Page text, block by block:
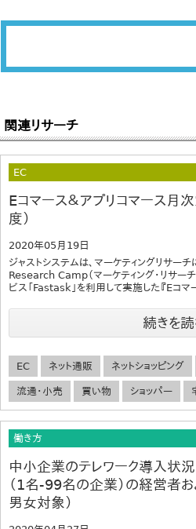
関連リサーチ
EC
Eコマース＆アプリコマース月
度）
2020年05月19日
ジャストシステムは、マーケティングリサー
Research Camp（マーケティング・リサーチ
ビス「Fastask」を利用して実施した『Eコマ
続きを
EC ネット通販 ネットショッピング
流通・小売 買い物 ショッパー
働き方
中小企業のテレワーク導入状
（1名-99名の企業）の経営者
男女対象）